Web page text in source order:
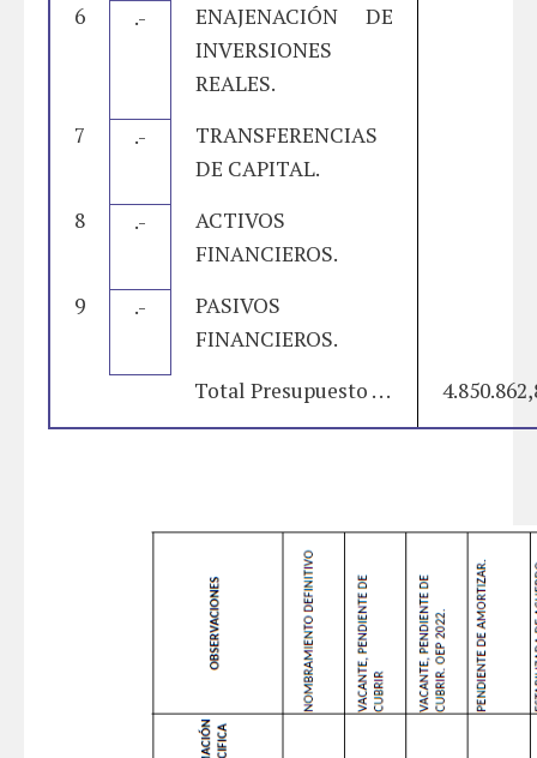
6
.-
ENAJENACIÓN DE
INVERSIONES
REALES.
7
.-
TRANSFERENCIAS
DE CAPITAL.
8
.-
ACTIVOS
FINANCIEROS.
9
.-
PASIVOS
FINANCIEROS.
Total Presupuesto . . .